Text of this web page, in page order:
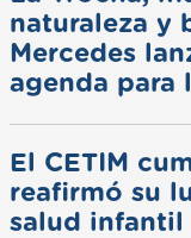
naturaleza y
Mercedes
agenda para
El CETIM
reafirmó su
salud infantil